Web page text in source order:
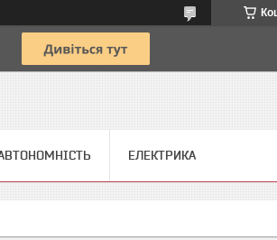
ЕЛЕКТРИКА